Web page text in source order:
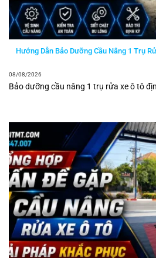
Hướng Dẫn Bảo Dưỡng Cầu Nâng 1 Trụ
08/08/2026
Bảo dưỡng cầu nâng 1 trụ rửa xe ô tô